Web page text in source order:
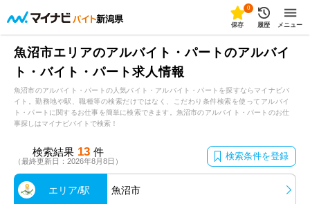
新潟県
0
保存 履歴 メニュー
魚沼市エリアのアルバイト・パートのアルバイ
ト・バイト・パート求人情報
魚沼市のアルバイト・パートの人気バイト・アルバイト・パートを探すならマイナビバ
イト。勤務地や駅、職種等の検索だけではなく、こだわり条件検索を使ってアルバイ
ト・パートに関するお仕事を簡単に検索できます。魚沼市のアルバイト・パートのお仕
事探しはマイナビバイトで検索！
検索結果 13 件
（最終更新日：2026年8月8日） 検索条件を登録
エリア/駅 魚沼市